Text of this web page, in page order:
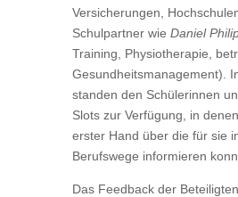
Versicherungen,
Schulpartner wie Daniel
Training, Physiotherapie,
Gesundheitsmanagement).
standen den Schülerinnen
Slots zur Verfügung, in
erster Hand über die für sie
Berufswege informieren
Das Feedback der